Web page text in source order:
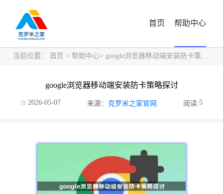
首页 帮助中心
当前位置： 首页 > 帮助中心> google浏览器移动端安装防卡策略探讨
google浏览器移动端安装防卡策略探讨
2026-05-07 来源： 克罗米之家官网 阅读:5